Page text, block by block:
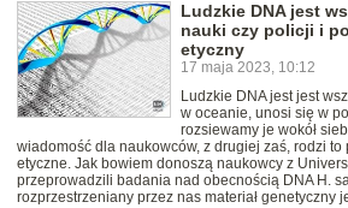
Ludzkie DNA jest
nauki czy policji i
etyczny
17 maja 2023, 10:12
Ludzkie DNA jest jest
w oceanie, unosi się w
rozsiewamy je wokół
wiadomość dla naukowców, z drugiej zaś, rodzi to
etyczne. Jak bowiem donoszą naukowcy z
przeprowadzili badania nad obecnością DNA H.
rozprzestrzeniany przez nas materiał genetyczny